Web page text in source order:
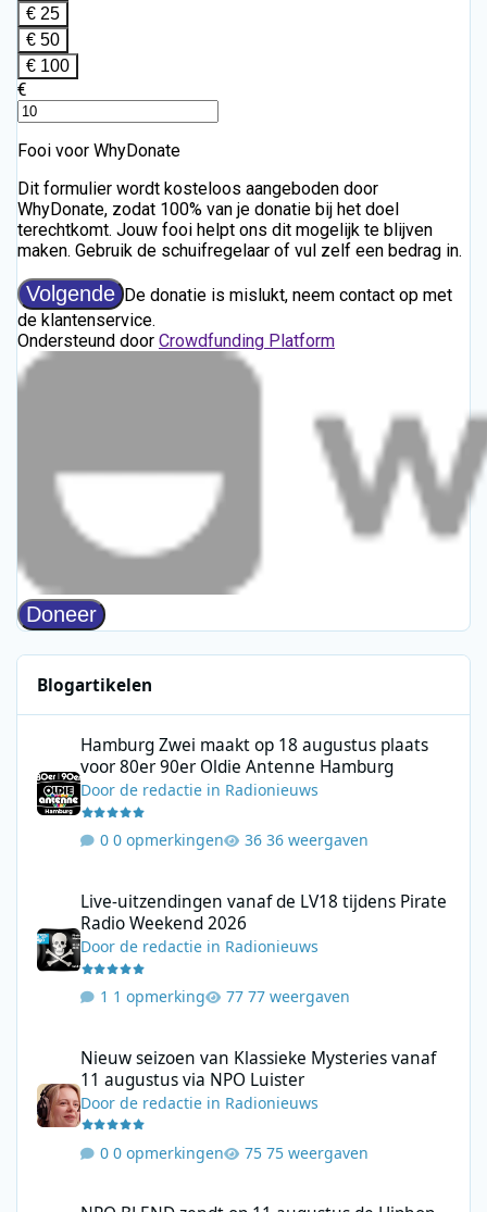
Blogartikelen
Hamburg Zwei maakt op 18 augustus plaats
voor 80er 90er Oldie Antenne Hamburg
Doorde redactie in Radionieuws
0 opmerkingen 36 weergaven
Live-uitzendingen vanaf de LV18 tijdens Pirate
Radio Weekend 2026
Doorde redactie in Radionieuws
1 opmerking 77 weergaven
Nieuw seizoen van Klassieke Mysteries vanaf
11 augustus via NPO Luister
Doorde redactie in Radionieuws
0 opmerkingen 75 weergaven